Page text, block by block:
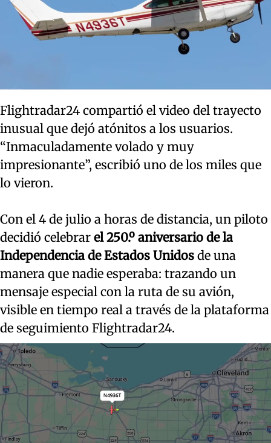
Flightradar24 compartió el video del trayecto
inusual que dejó atónitos a los usuarios.
“Inmaculadamente volado y muy
impresionante”, escribió uno de los miles que
lo vieron.
Con el 4 de julio a horas de distancia, un piloto
decidió celebrar el 250.º aniversario de la
Independencia de Estados Unidos de una
manera que nadie esperaba: trazando un
mensaje especial con la ruta de su avión,
visible en tiempo real a través de la plataforma
de seguimiento Flightradar24.